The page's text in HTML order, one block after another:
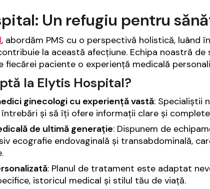
Un refugiu pentru
, abordăm PMS cu o perspectivă holistică, luând
la această afecțiune. Echipa noastră
fiecărei paciente o experiență medicală
la Elytis Hospital?
ginecologi cu experiență vastă: Specialiștii
și să îți ofere informații clare și complete
de ultimă generație: Dispunem de
ecografie endovaginală și transabdominală,
: Planul de tratament este adaptat
istoricul medical și stilul tău de viață.